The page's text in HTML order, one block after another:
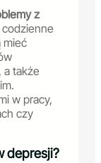
z
mieć
a także
w pracy,
czy
depresji?